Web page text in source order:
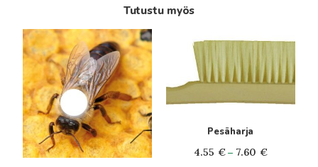
Tutustu myös
Pesäharja
4.55 € – 7.60 €
tuotteella
useampi
muunnelma.
valinnat